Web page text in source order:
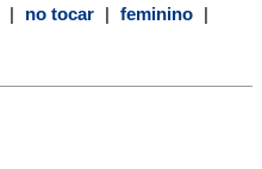
| no tocar | feminino |